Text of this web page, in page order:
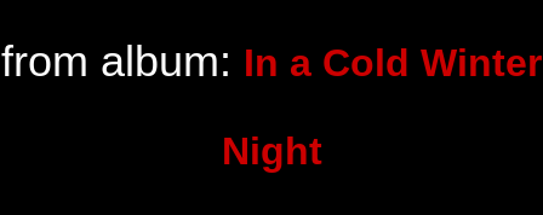
from album: In a Cold Winter
Night